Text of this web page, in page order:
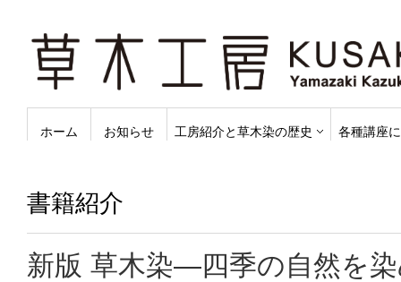
ホーム お知らせ 工房紹介と草木染の歴史 各種講座
書籍紹介
新版 草木染―四季の自然を